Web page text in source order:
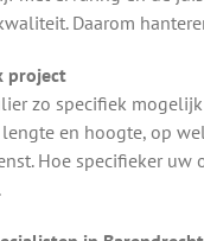
Daarom
project
zo specifiek
en hoogte, op
Hoe specifieker